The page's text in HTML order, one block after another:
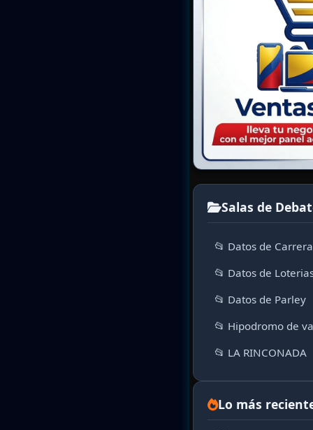
Salas de
📂 Datos de
📂 Datos de
📂 Datos de Parley
📂 Hipodromo de
📂 LA RINCONADA
Lo más